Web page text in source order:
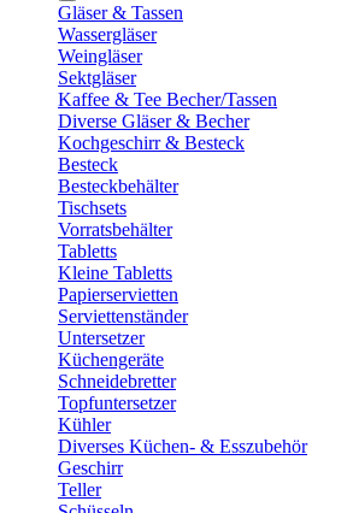
Gläser & Tassen
Wassergläser
Weingläser
Sektgläser
Kaffee & Tee Becher/Tassen
Diverse Gläser & Becher
Kochgeschirr & Besteck
Besteck
Besteckbehälter
Tischsets
Vorratsbehälter
Tabletts
Kleine Tabletts
Papierservietten
Serviettenständer
Untersetzer
Küchengeräte
Schneidebretter
Topfuntersetzer
Kühler
Diverses Küchen- & Esszubehör
Geschirr
Teller